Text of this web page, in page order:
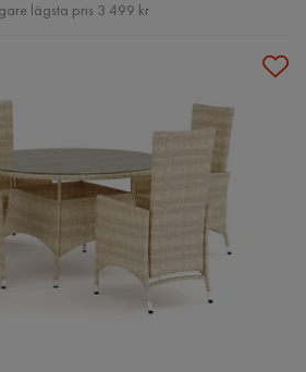
lägsta pris 3 499 kr